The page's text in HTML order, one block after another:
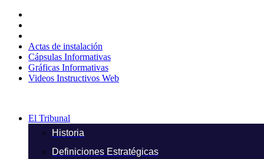
contenido
Actas de instalación
Cápsulas Informativas
Gráficas Informativas
Videos Instructivos Web
El Tribunal
Historia
Definiciones Estratégicas